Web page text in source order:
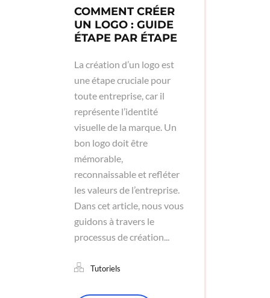
COMMENT CRÉER
UN LOGO : GUIDE
ÉTAPE PAR ÉTAPE
La création d’un logo est
une étape cruciale pour
toute entreprise, car il
représente l’identité
visuelle de la marque. Un
bon logo doit être
mémorable,
reconnaissable et refléter
les valeurs de l’entreprise.
Dans cet article, nous vous
guidons à travers le
processus de création...
Tutoriels